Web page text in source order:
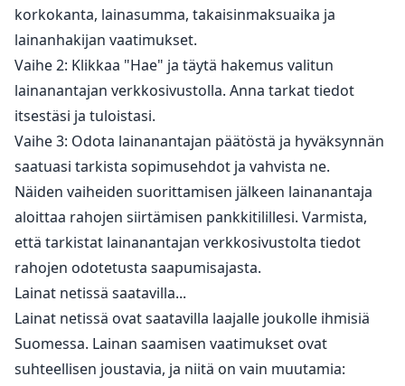
korkokanta, lainasumma, takaisinmaksuaika ja
lainanhakijan vaatimukset.
Vaihe 2: Klikkaa "Hae" ja täytä hakemus valitun
lainanantajan verkkosivustolla. Anna tarkat tiedot
itsestäsi ja tuloistasi.
Vaihe 3: Odota lainanantajan päätöstä ja hyväksynnän
saatuasi tarkista sopimusehdot ja vahvista ne.
Näiden vaiheiden suorittamisen jälkeen lainanantaja
aloittaa rahojen siirtämisen pankkitilillesi. Varmista,
että tarkistat lainanantajan verkkosivustolta tiedot
rahojen odotetusta saapumisajasta.
Lainat netissä saatavilla...
Lainat netissä ovat saatavilla laajalle joukolle ihmisiä
Suomessa. Lainan saamisen vaatimukset ovat
suhteellisen joustavia, ja niitä on vain muutamia: